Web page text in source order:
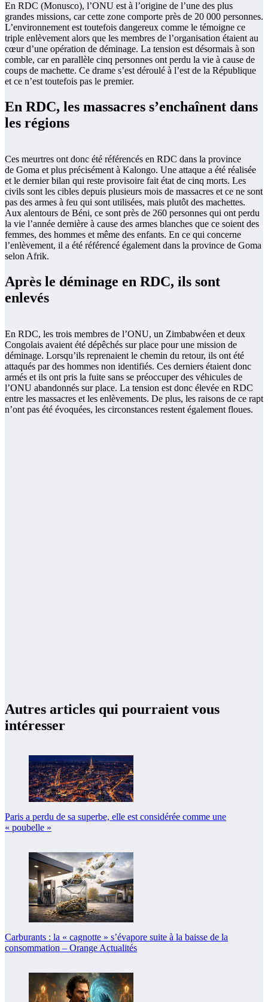
En RDC (Monusco), l’ONU est à l’origine de l’une des plus
grandes missions, car cette zone comporte près de 20 000 personnes.
L’environnement est toutefois dangereux comme le témoigne ce
triple enlèvement alors que les membres de l’organisation étaient au
cœur d’une opération de déminage. La tension est désormais à son
comble, car en parallèle cinq personnes ont perdu la vie à cause de
coups de machette. Ce drame s’est déroulé à l’est de la République
et ce n’est toutefois pas le premier.
En RDC, les massacres s’enchaînent dans
les régions
Ces meurtres ont donc été référencés en RDC dans la province
de Goma et plus précisément à Kalongo. Une attaque a été réalisée
et le dernier bilan qui reste provisoire fait état de cinq morts. Les
civils sont les cibles depuis plusieurs mois de massacres et ce ne sont
pas des armes à feu qui sont utilisées, mais plutôt des machettes.
Aux alentours de Béni, ce sont près de 260 personnes qui ont perdu
la vie l’année dernière à cause des armes blanches que ce soient des
femmes, des hommes et même des enfants. En ce qui concerne
l’enlèvement, il a été référencé également dans la province de Goma
selon Afrik.
Après le déminage en RDC, ils sont
enlevés
En RDC, les trois membres de l’ONU, un Zimbabwéen et deux
Congolais avaient été dépêchés sur place pour une mission de
déminage. Lorsqu’ils reprenaient le chemin du retour, ils ont été
attaqués par des hommes non identifiés. Ces derniers étaient donc
armés et ils ont pris la fuite sans se préoccuper des véhicules de
l’ONU abandonnés sur place. La tension est donc élevée en RDC
entre les massacres et les enlèvements. De plus, les raisons de ce rapt
n’ont pas été évoquées, les circonstances restent également floues.
Autres articles qui pourraient vous
intéresser
Paris a perdu de sa superbe, elle est considérée comme une
« poubelle »
Carburants : la « cagnotte » s’évapore suite à la baisse de la
consommation – Orange Actualités